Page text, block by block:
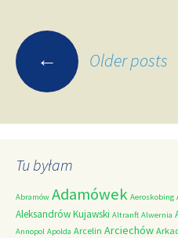
Posts
navigation
← Older posts
Tu byłam
Abramów Adamówek Aeroskobing
Aleksandrów Kujawski Altranft Alwernia
Annopol Apolda Arcelin Arciechów